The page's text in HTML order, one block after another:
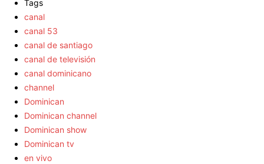
Tags
canal
canal 53
canal de santiago
canal de televisión
canal dominicano
channel
Dominican
Dominican channel
Dominican show
Dominican tv
en vivo